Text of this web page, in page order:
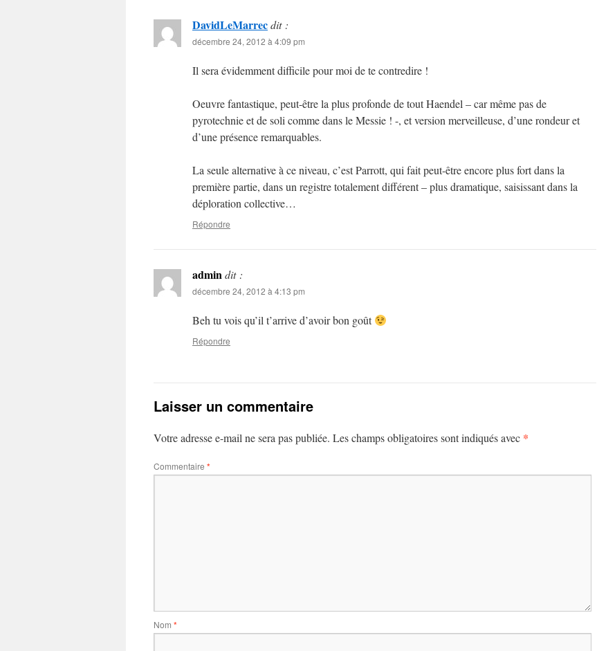
DavidLeMarrecdit :
décembre 24, 2012 à 4:09 pm
Il sera évidemment difficile pour moi de te contredire !
Oeuvre fantastique, peut-être la plus profonde de tout Haendel – car même pas de
pyrotechnie et de soli comme dans le Messie ! -, et version merveilleuse, d’une rondeur et
d’une présence remarquables.
La seule alternative à ce niveau, c’est Parrott, qui fait peut-être encore plus fort dans la
première partie, dans un registre totalement différent – plus dramatique, saisissant dans la
déploration collective…
Répondre
admindit :
décembre 24, 2012 à 4:13 pm
Beh tu vois qu’il t’arrive d’avoir bon goût
Répondre
Laisser un commentaire
Votre adresse e-mail ne sera pas publiée. Les champs obligatoires sont indiqués avec *
Commentaire *
Nom *